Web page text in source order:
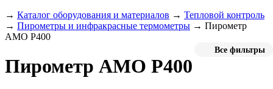
→ Каталог оборудования и материалов → Тепловой контроль
→ Пирометры и инфракрасные термометры → Пирометр
AMO P400
Все фильтры
Пирометр AMO P400